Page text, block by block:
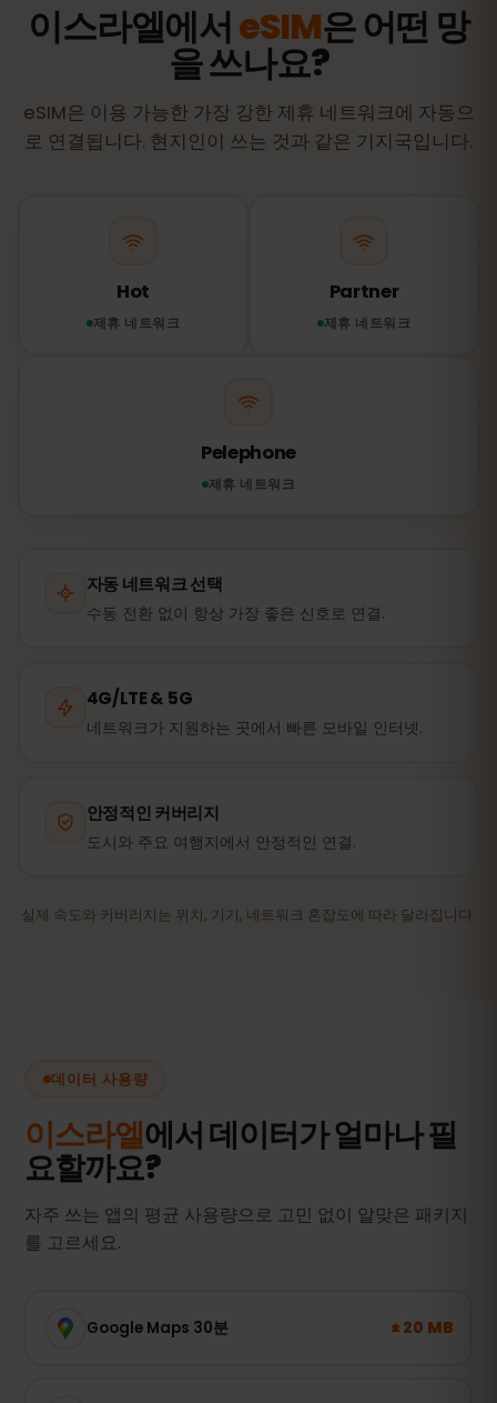
이스라엘에서eSIM은 어떤 망
을 쓰나요?
eSIM은 이용 가능한 가장 강한 제휴 네트워크에 자동으
로 연결됩니다. 현지인이 쓰는 것과 같은 기지국입니다.
Hot
제휴 네트워크
Partner
제휴 네트워크
Pelephone
제휴 네트워크
자동 네트워크 선택
수동 전환 없이 항상 가장 좋은 신호로 연결.
4G/LTE & 5G
네트워크가 지원하는 곳에서 빠른 모바일 인터넷.
안정적인 커버리지
도시와 주요 여행지에서 안정적인 연결.
실제 속도와 커버리지는 위치, 기기, 네트워크 혼잡도에 따라 달라집니다.
데이터 사용량
이스라엘에서 데이터가 얼마나 필
요할까요?
자주 쓰는 앱의 평균 사용량으로 고민 없이 알맞은 패키지
를 고르세요.
Google Maps 30분 ± 20 MB